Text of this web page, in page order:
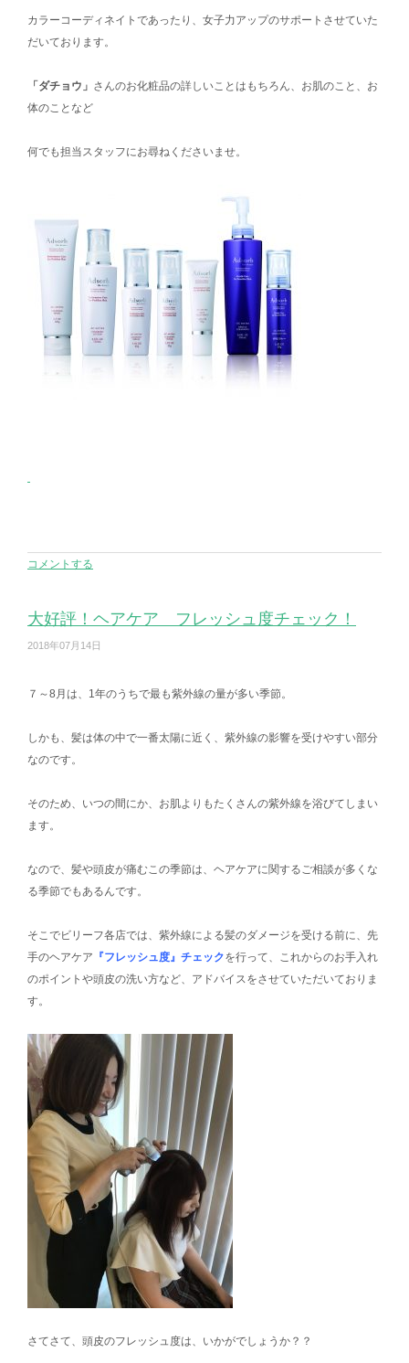
カラーコーディネイトであったり、女子力アップのサポートさせていた
だいております。
「ダチョウ」 さんのお化粧品の詳しいことはもちろん、お肌のこと、お
体のことなど
何でも担当スタッフにお尋ねくださいませ。
コメントする
大好評！ヘアケア フレッシュ度チェック！
2018年07月14日
７～8月は、1年のうちで最も紫外線の量が多い季節。
しかも、髪は体の中で一番太陽に近く、紫外線の影響を受けやすい部分
なのです。
そのため、いつの間にか、お肌よりもたくさんの紫外線を浴びてしまい
ます。
なので、髪や頭皮が痛むこの季節は、ヘアケアに関するご相談が多くな
る季節でもあるんです。
そこでビリーフ各店では、紫外線による髪のダメージを受ける前に、先
手のヘアケア 『フレッシュ度』チェックを行って、これからのお手入れ
のポイントや頭皮の洗い方など、アドバイスをさせていただいておりま
す。
さてさて、頭皮のフレッシュ度は、いかがでしょうか？？